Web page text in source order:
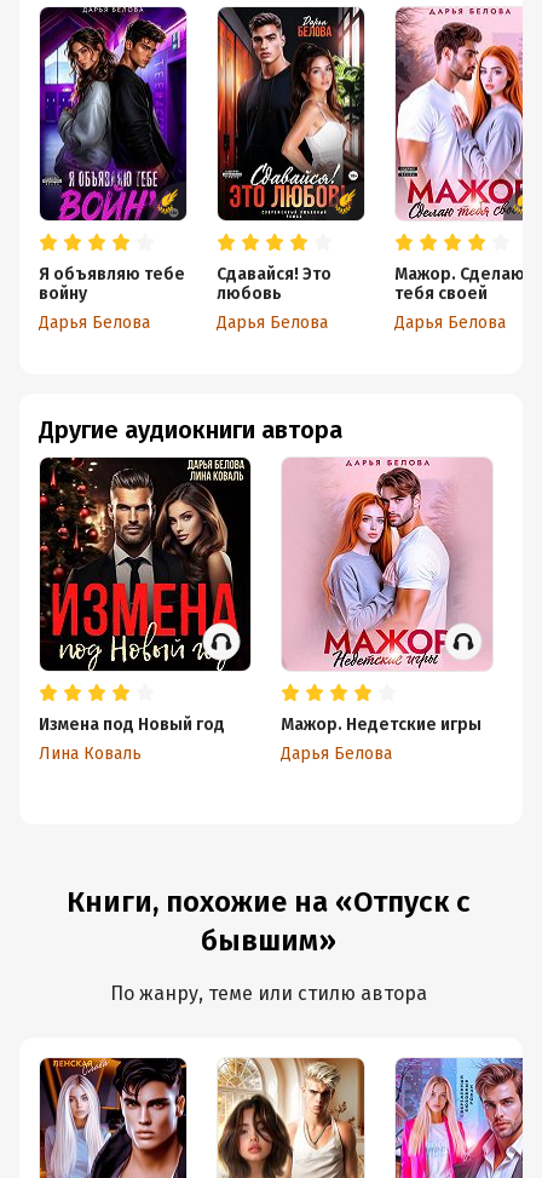
Я объявляю тебе
войну
Дарья Белова
Сдавайся! Это
любовь
Дарья Белова
Мажор. Сделаю
тебя своей
Дарья Белова
Другие аудиокниги автора
Измена под Новый год
Лина Коваль
Мажор. Недетские игры
Дарья Белова
Книги, похожие на «Отпуск с
бывшим»
По жанру, теме или стилю автора